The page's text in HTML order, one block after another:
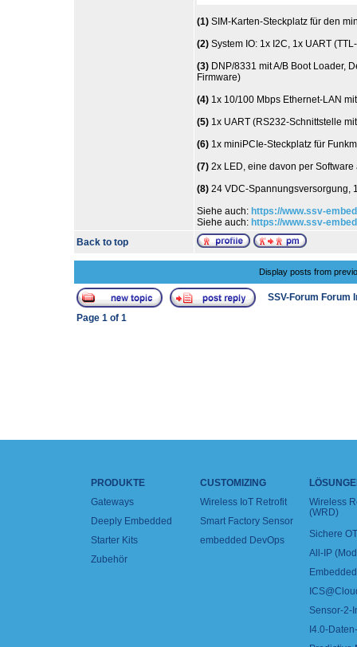
(1) SIM-Karten-Steckplatz für den
(2) System IO: 1x I2C, 1x UART
(3) DNP/8331 mit A/B Boot Loader,
Firmware)
(4) 1x 10/100 Mbps Ethernet-LAN
(5) 1x UART (RS232-Schnittstelle
(6) 1x miniPCIe-Steckplatz für
(7) 2x LED, eine davon per
(8) 24 VDC-Spannungsversorgung,
Siehe auch: https://www.ssv-
Siehe auch: https://www.ssv-
Back to top
Display posts from
SSV-Forum Forum
Page 1 of 1
PRODUKTE
Gateways
Deeply Embedded
Starter Kits
Zubehör
CUSTOMIZING
Wireless IoT Retrofit
Smart Factory Sensor
embedded DevOps
Wireless
(WRD)
Sichere
All-IP
Sensor-2-
I4.0-